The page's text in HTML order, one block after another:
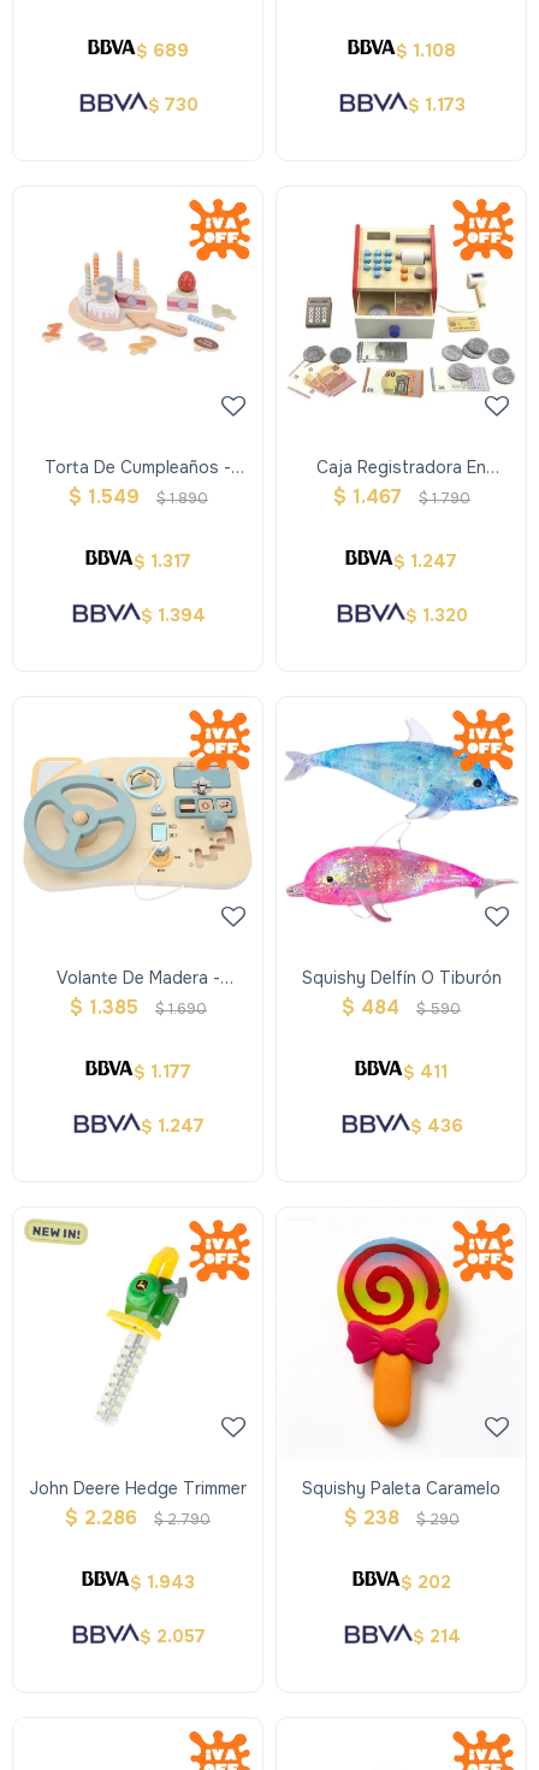
$ 689
$ 730
$ 1.108
$ 1.173
Torta De Cumpleaños -
Rosada
$ 1.549 $1.890
$ 1.317
$ 1.394
Caja Registradora En
Madera
$ 1.467 $1.790
$ 1.247
$ 1.320
Volante De Madera -
Tablero Didáctico
$ 1.385 $1.690
$ 1.177
$ 1.247
Squishy Delfín O Tiburón
$ 484 $ 590
$ 411
$ 436
John Deere Hedge Trimmer
$ 2.286 $2.790
$ 1.943
$ 2.057
Squishy Paleta Caramelo
$ 238 $290
$ 202
$ 214